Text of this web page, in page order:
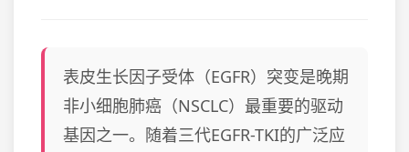
表皮生长因子受体（EGFR）突变是晚期
非小细胞肺癌（NSCLC）最重要的驱动
基因之一。随着三代EGFR-TKI的广泛应